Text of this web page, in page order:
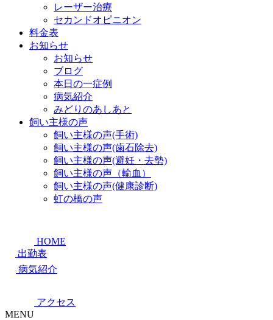
レーザー治療
セカンドオピニオン
料金表
お知らせ
お知らせ
ブログ
本日の一症例
病気紹介
みどりのあしあと
飼い主様の声
飼い主様の声(手術)
飼い主様の声(歯石除去)
飼い主様の声(避妊・去勢)
飼い主様の声（輸血）
飼い主様の声(健康診断)
虹の橋の声
HOME
出勤表
病気紹介
アクセス
MENU